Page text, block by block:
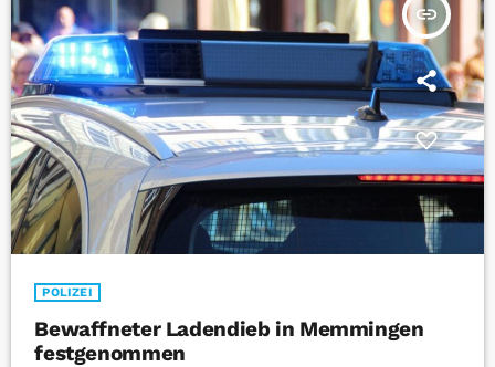
insert_link
POLIZEI
Bewaffneter Ladendieb in Memmingen
festgenommen